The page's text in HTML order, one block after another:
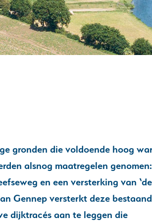
gronden die voldoende hoog
alsnog maatregelen
en een versterking van ‘de
Gennep versterkt deze
dijktracés aan te leggen die